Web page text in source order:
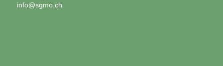
info@sgmo.ch